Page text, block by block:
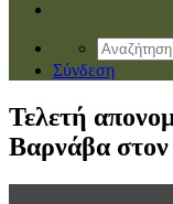
Σύνδεση
Τελετή
Βαρνάβα